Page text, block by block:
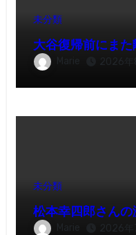
未分類
大谷復帰前にま
Marie 2026年
未分類
松本幸四郎さん
Marie 2026年